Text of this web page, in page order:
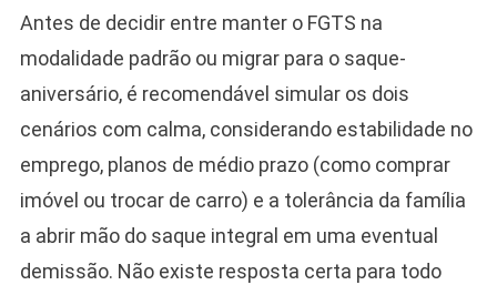
Antes de decidir entre manter o FGTS na
modalidade padrão ou migrar para o saque-
aniversário, é recomendável simular os dois
cenários com calma, considerando estabilidade no
emprego, planos de médio prazo (como comprar
imóvel ou trocar de carro) e a tolerância da família
a abrir mão do saque integral em uma eventual
demissão. Não existe resposta certa para todo